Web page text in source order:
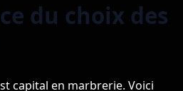
du choix des
capital en marbrerie. Voici